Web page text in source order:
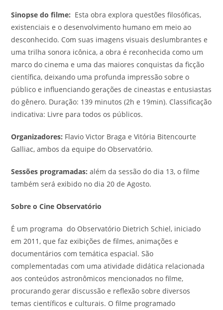
Sinopse do filme: Esta obra explora questões filosóficas,
existenciais e o desenvolvimento humano em meio ao
desconhecido. Com suas imagens visuais deslumbrantes e
uma trilha sonora icônica, a obra é reconhecida como um
marco do cinema e uma das maiores conquistas da ficção
científica, deixando uma profunda impressão sobre o
público e influenciando gerações de cineastas e entusiastas
do gênero. Duração: 139 minutos (2h e 19min). Classificação
indicativa: Livre para todos os públicos.
Organizadores: Flavio Victor Braga e Vitória Bitencourte
Galliac, ambos da equipe do Observatório.
Sessões programadas: além da sessão do dia 13, o filme
também será exibido no dia 20 de Agosto.
Sobre o Cine Observatório
É um programa do Observatório Dietrich Schiel, iniciado
em 2011, que faz exibições de filmes, animações e
documentários com temática espacial. São
complementadas com uma atividade didática relacionada
aos conteúdos astronômicos mencionados no filme,
procurando gerar discussão e reflexão sobre diversos
temas científicos e culturais. O filme programado